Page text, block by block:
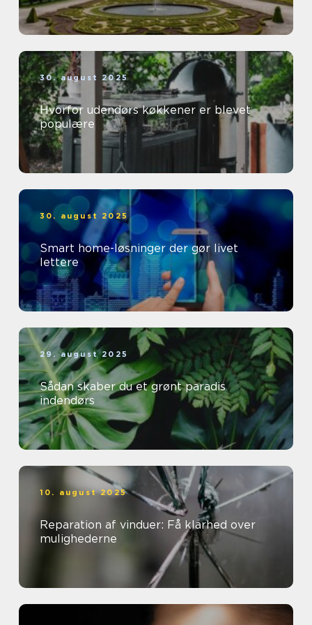
30. august 2025
Hvorfor udendørs køkkener er blevet
populære
30. august 2025
Smart home-løsninger der gør livet
lettere
29. august 2025
Sådan skaber du et grønt paradis
indendørs
10. august 2025
Reparation af vinduer: Få klarhed over
mulighederne